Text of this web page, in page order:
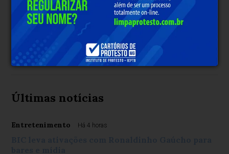
Últimas notícias
Entretenimento Há 4 horas